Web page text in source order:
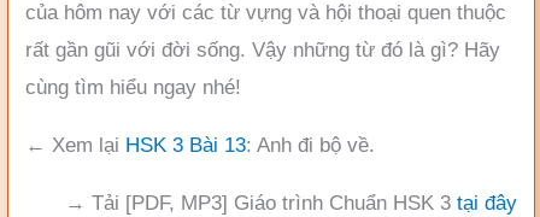
của hôm nay với các từ vựng và hội thoại quen thuộc
rất gần gũi với đời sống. Vậy những từ đó là gì? Hãy
cùng tìm hiểu ngay nhé!
← Xem lại HSK 3 Bài 13: Anh đi bộ về.
→ Tải [PDF, MP3] Giáo trình Chuẩn HSK 3 tại đây